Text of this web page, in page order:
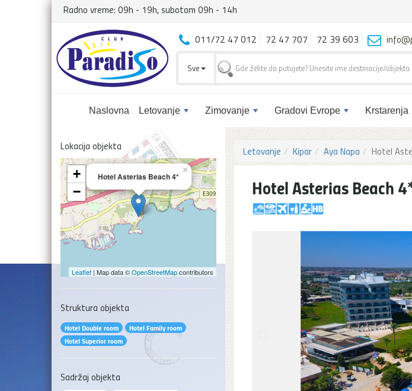
Radno vreme: 09h - 19h, subotom 09h - 14h
Naslovna Letovanje Zimovanje Gradovi Evrope Krstarenja
011/72 47 012 72 47 707 72 39 603
Sve
Letovanje Kipar Aya Napa Hotel
Hotel Asterias Beach
Lokacija objekta
Hotel Asterias Beach 4*
×
+
−
Leaflet| Map data ©OpenStreetMapcontributors
Struktura objekta
Hotel Double room
Hotel Family room
Hotel Superior room
Sadržaj objekta